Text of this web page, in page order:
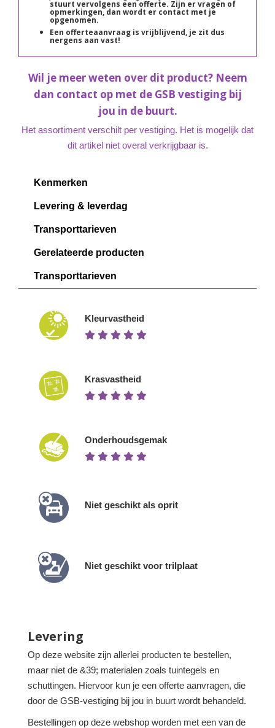
stuurt vervolgens een offerte. Zijn er vragen of
opmerkingen, dan wordt er contact met je
opgenomen.
Een offerteaanvraag is vrijblijvend, je zit dus
nergens aan vast!
Wil je meer weten over dit product? Neem
dan contact op met de GSB vestiging bij
jou in de buurt.
Het assortiment verschilt per vestiging. Het is mogelijk dat
dit artikel niet overal verkrijgbaar is.
Kenmerken
Levering & leverdag
Transporttarieven
Gerelateerde producten
Transporttarieven
Kleurvastheid
Krasvastheid
Onderhoudsgemak
Niet geschikt als oprit
Niet geschikt voor trilplaat
Levering
Op deze website zijn allerlei producten te bestellen,
maar niet de &39; materialen zoals tuintegels en
schuttingen. Hiervoor kun je een offerte aanvragen, die
door de GSB-vestiging bij jou in buurt wordt behandeld.
Bestellingen op deze webshop worden met een van de